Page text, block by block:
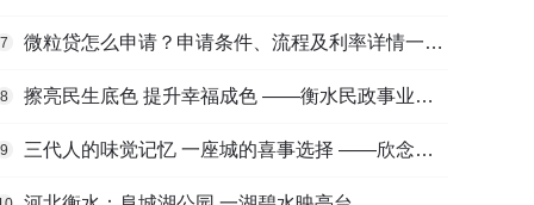
7 微粒贷怎么申请？申请条件、流程及利率详情一文看懂
8 擦亮民生底色 提升幸福成色 ——衡水民政事业高质量发展综述
9 三代人的味觉记忆 一座城的喜事选择 ——欣念饺子二十九载匠心传承路